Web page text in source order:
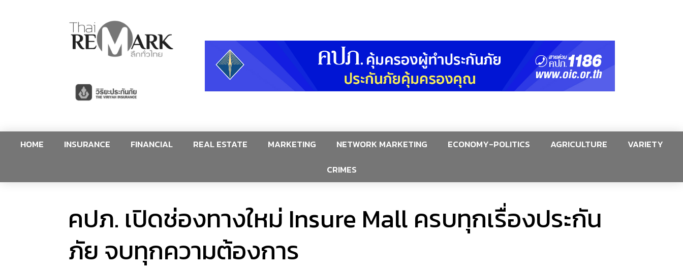
HOME INSURANCE FINANCIAL REAL ESTATE MARKETING NETWORK MARKETING ECONOMY-POLITICS AGRICULTURE
VARIETY
CRIMES
คปภ. เปิดช่องทางใหม่ Insure Mall ครบทุกเรื่องประกัน
ภัย จบทุกความต้องการ